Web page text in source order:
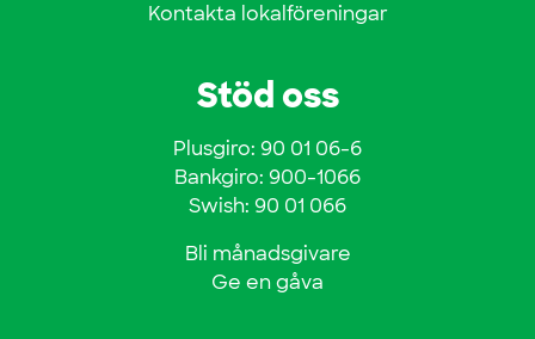
Kontakta lokalföreningar
Stöd oss
Plusgiro: 90 01 06-6
Bankgiro: 900-1066
Swish: 90 01 066
Bli månadsgivare
Ge en gåva